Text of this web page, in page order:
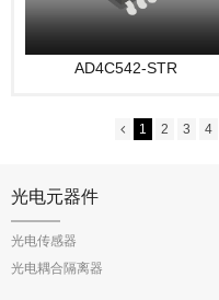
AD4C542-STR
1 2 3 4
光电元器件
光电传感器
光电耦合隔离器